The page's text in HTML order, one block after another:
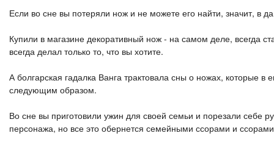
Если во сне вы потеряли нож и не можете его найти, значит, в
Купили в магазине декоративный нож - на самом деле, всегда
всегда делал только то, что вы хотите.
А болгарская гадалка Ванга трактовала сны о ножах, которые
следующим образом.
Во сне вы приготовили ужин для своей семьи и порезали себе
персонажа, но все это обернется семейными ссорами и